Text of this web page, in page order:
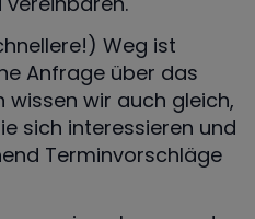
Weg ist
Anfrage über das
wissen wir auch gleich,
sich interessieren und
Terminvorschläge